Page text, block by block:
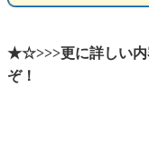
★☆>>>更に詳しい内
ぞ！